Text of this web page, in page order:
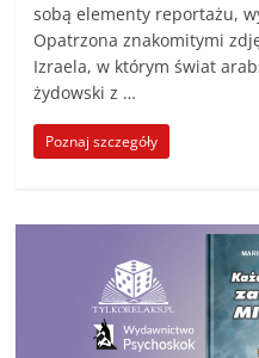
sobą elementy reportażu,
Opatrzona znakomitymi
Izraela, w którym świat
żydowski z …
Poznaj szczegóły